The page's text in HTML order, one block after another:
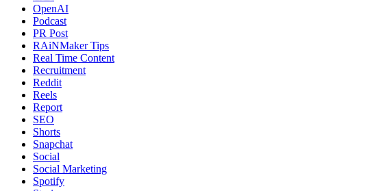
OpenAI
Podcast
PR Post
RAiNMaker Tips
Real Time Content
Recruitment
Reddit
Reels
Report
SEO
Shorts
Snapchat
Social
Social Marketing
Spotify